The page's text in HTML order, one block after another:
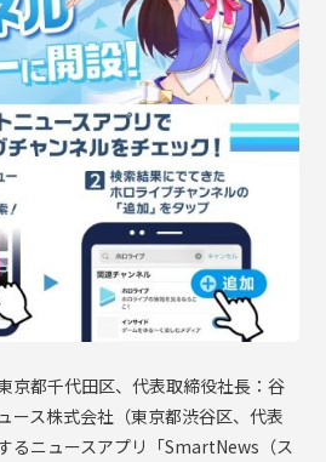
京都千代田区、代表取締役社長：谷
ース株式会社（東京都渋谷区、代表
るニュースアプリ「SmartNews（ス